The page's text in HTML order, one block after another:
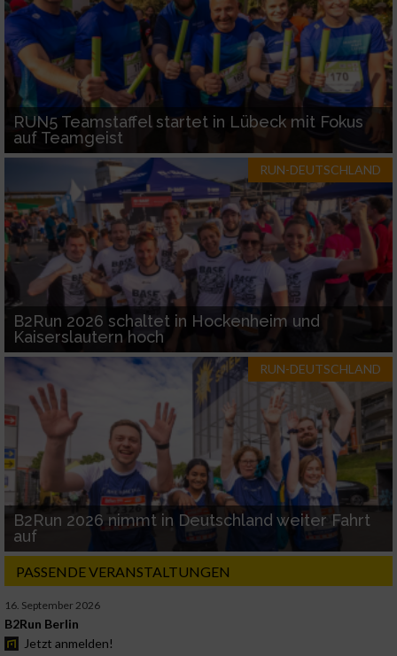
RUN5 Teamstaffel startet in Lübeck mit Fokus
auf Teamgeist
RUN-DEUTSCHLAND
B2Run 2026 schaltet in Hockenheim und
Kaiserslautern hoch
RUN-DEUTSCHLAND
B2Run 2026 nimmt in Deutschland weiter Fahrt
auf
PASSENDE VERANSTALTUNGEN
16. September 2026
B2Run Berlin
Jetzt anmelden!